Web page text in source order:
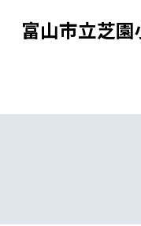
富山市立芝園